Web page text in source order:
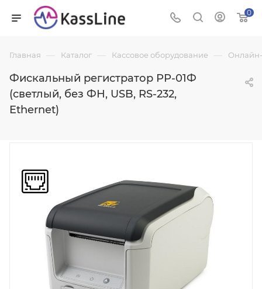
0
Главная — Каталог — Кассовое оборудование —
Фискальный регистратор РР-01Ф
(светлый, без ФН, USB, RS-232,
Ethernet)